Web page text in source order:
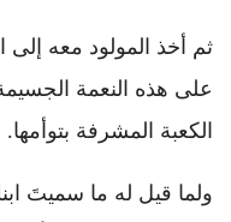
ثم أخذ المولود معه إلى
على هذه النعمة
الكعبة المشرفة بتوأمها.
ولما قيل له ما سميتَ